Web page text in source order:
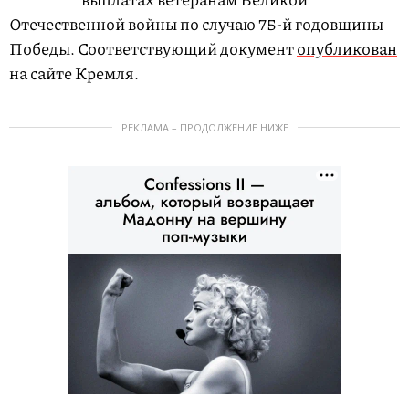
Отечественной войны по случаю 75-й годовщины
Победы. Соответствующий документопубликован
на сайте Кремля.
РЕКЛАМА – ПРОДОЛЖЕНИЕ НИЖЕ